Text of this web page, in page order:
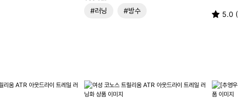
#러닝 #방수 5.0